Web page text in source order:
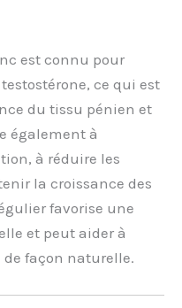
est connu pour
ce qui est
du tissu pénien et
également à
à réduire les
la croissance des
favorise une
et peut aider à
façon naturelle.